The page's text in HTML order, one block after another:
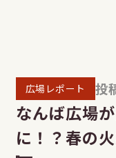
広場レポート 投
なんば広場
に！？春の